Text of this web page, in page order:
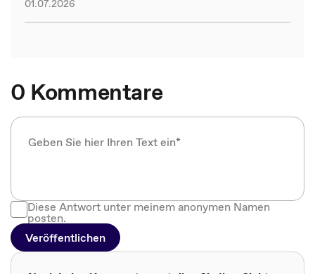
01.07.2026
0 Kommentare
Diese Antwort unter meinem anonymen Namen
posten.
Veröffentlichen